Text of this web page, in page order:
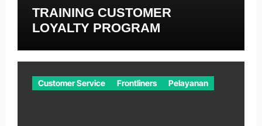
TRAINING CUSTOMER
LOYALTY PROGRAM
Customer Service Frontliners Pelayanan